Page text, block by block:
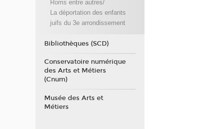
Roms entre autres/
La déportation des enfants
juifs du 3e arrondissement
Bibliothèques (SCD)
Conservatoire numérique
des Arts et Métiers
(Cnum)
Musée des Arts et
Métiers